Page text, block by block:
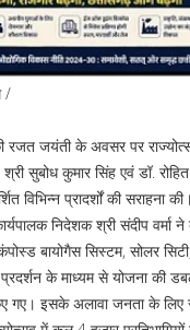
/
रजत जयंती के अवसर पर
सुबोध कुमार सिंह एवं डॉ.
विभिन्न प्रादर्शों की सराहना की।
निदेशक श्री संदीप वर्मा
बायोगैस सिस्टम, सोलर
के माध्यम से योजना की
गए। इसके अलावा जनता के लिए